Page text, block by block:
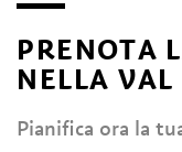
PRENOTA
NELLA VAL
Pianifica ora la